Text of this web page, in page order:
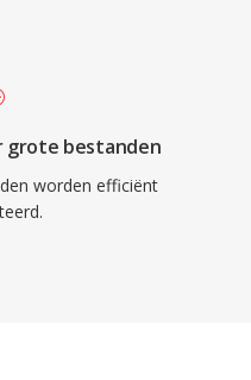
grote bestanden
worden efficiënt